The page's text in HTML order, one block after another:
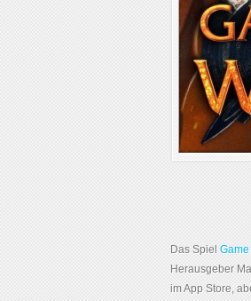
Das Spiel Game
Herausgeber
im App Store,